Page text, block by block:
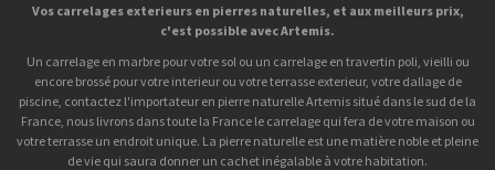
Vos carrelages exterieurs en pierres naturelles, et aux meilleurs prix,
c'est possible avec Artemis.
Un carrelage en marbre pour votre sol ou un carrelage en travertin poli, vieilli ou
encore brossé pour votre interieur ou votre terrasse exterieur, votre dallage de
piscine, contactez l'importateur en pierre naturelle Artemis situé dans le sud de la
France, nous livrons dans toute la France le carrelage qui fera de votre maison ou
votre terrasse un endroit unique. La pierre naturelle est une matière noble et pleine
de vie qui saura donner un cachet inégalable à votre habitation.